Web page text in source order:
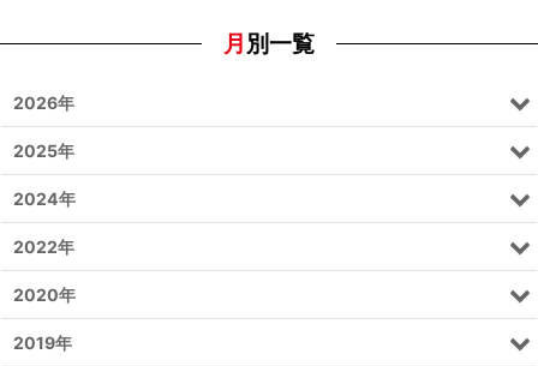
月別一覧
2026年
2025年
2024年
2022年
2020年
2019年